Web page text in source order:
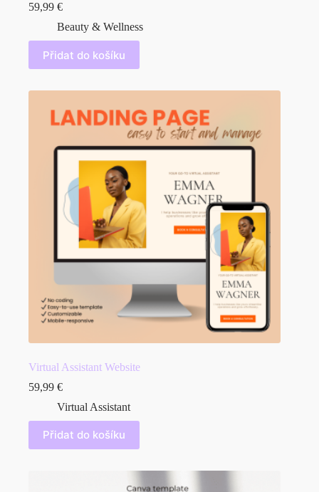
59,99 €
Beauty & Wellness
Přidat do košíku
Virtual Assistant Website
59,99 €
Virtual Assistant
Přidat do košíku